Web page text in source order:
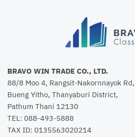
BRAVO WIN TRADE CO., LTD.
88/8 Moo 4, Rangsit-Nakornnayok Rd,
Bueng Yitho, Thanyaburi District,
Pathum Thani 12130
TEL: 088-493-5888
TAX ID: 0135563020214